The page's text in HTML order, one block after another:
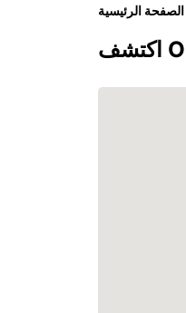
الصفحة الرئيسية